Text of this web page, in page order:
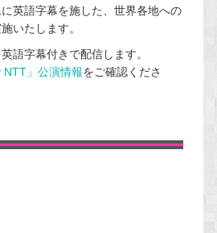
英語字幕を施した、世界各地への
いたします。
語字幕付きで配信します。
」公演情報をご確認くださ